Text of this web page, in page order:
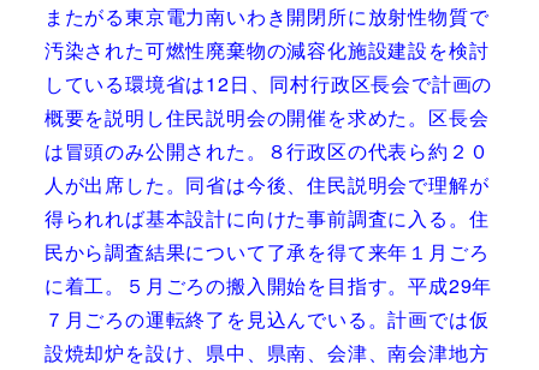
またがる東京電力南いわき開閉所に放射性物質で
汚染された可燃性廃棄物の減容化施設建設を検討
している環境省は12日、同村行政区長会で計画の
概要を説明し住民説明会の開催を求めた。区長会
は冒頭のみ公開された。８行政区の代表ら約２０
人が出席した。同省は今後、住民説明会で理解が
得られれば基本設計に向けた事前調査に入る。住
民から調査結果について了承を得て来年１月ごろ
に着工。５月ごろの搬入開始を目指す。平成29年
７月ごろの運転終了を見込んでいる。計画では仮
設焼却炉を設け、県中、県南、会津、南会津地方